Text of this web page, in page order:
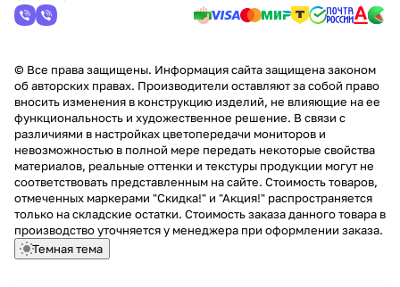
© Все права защищены. Информация сайта защищена законом
об авторских правах. Производители оставляют за собой право
вносить изменения в конструкцию изделий, не влияющие на ее
функциональность и художественное решение. В связи с
различиями в настройках цветопередачи мониторов и
невозможностью в полной мере передать некоторые свойства
материалов, реальные оттенки и текстуры продукции могут не
соответствовать представленным на сайте. Стоимость товаров,
отмеченных маркерами "Скидка!" и "Акция!" распространяется
только на складские остатки. Стоимость заказа данного товара в
производство уточняется у менеджера при оформлении заказа.
Темная тема